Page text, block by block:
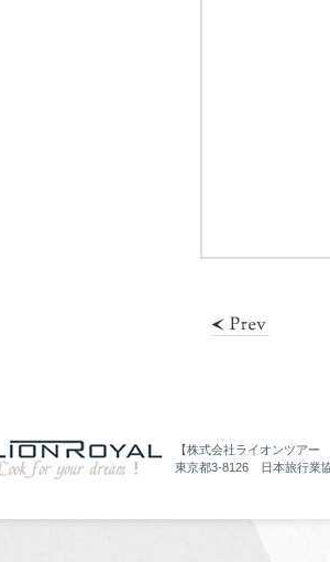
【株式会社ライオンツア
東京都3-8126 日本旅行業